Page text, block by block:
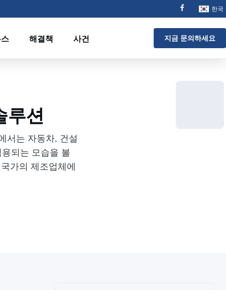
한국
해결책 사건 지금 문의하세요
루션
서는 자동차, 건설
되는 모습을 볼
가의 제조업체에